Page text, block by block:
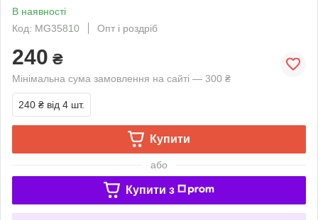
В наявності
Код: MG35810
Опт і роздріб
240 ₴
Мінімальна сума замовлення на сайті — 300 ₴
240 ₴ від 4 шт.
Купити
або
Купити з